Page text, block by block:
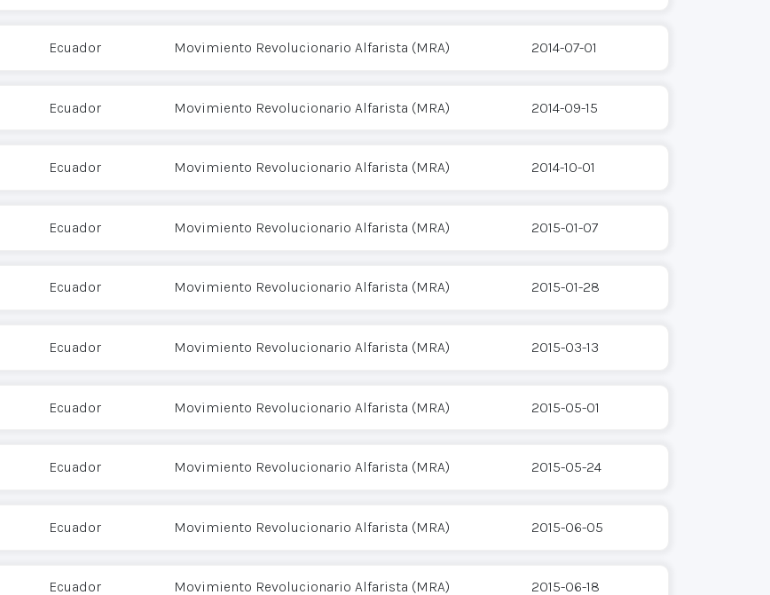
Ecuador Movimiento Revolucionario Alfarista (MRA) 2014-07-01
Ecuador Movimiento Revolucionario Alfarista (MRA) 2014-09-15
Ecuador Movimiento Revolucionario Alfarista (MRA) 2014-10-01
Ecuador Movimiento Revolucionario Alfarista (MRA) 2015-01-07
Ecuador Movimiento Revolucionario Alfarista (MRA) 2015-01-28
Ecuador Movimiento Revolucionario Alfarista (MRA) 2015-03-13
Ecuador Movimiento Revolucionario Alfarista (MRA) 2015-05-01
Ecuador Movimiento Revolucionario Alfarista (MRA) 2015-05-24
Ecuador Movimiento Revolucionario Alfarista (MRA) 2015-06-05
Ecuador Movimiento Revolucionario Alfarista (MRA) 2015-06-18